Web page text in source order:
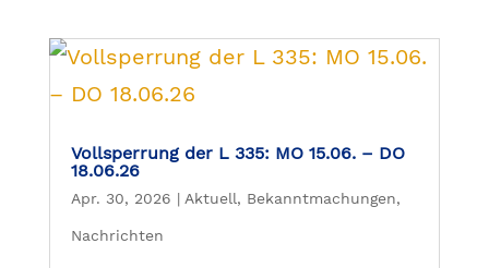
Vollsperrung der L 335: MO 15.06. – DO
18.06.26
Apr. 30, 2026 | Aktuell, Bekanntmachungen,
Nachrichten